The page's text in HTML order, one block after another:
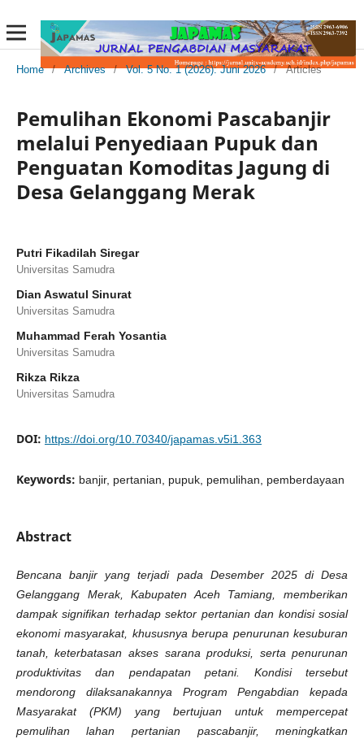
Home / Archives / Vol. 5 No. 1 (2026): Juni 2026 / Articles
Pemulihan Ekonomi Pascabanjir
melalui Penyediaan Pupuk dan
Penguatan Komoditas Jagung di
Desa Gelanggang Merak
Putri Fikadilah Siregar
Universitas Samudra
Dian Aswatul Sinurat
Universitas Samudra
Muhammad Ferah Yosantia
Universitas Samudra
Rikza Rikza
Universitas Samudra
DOI: https://doi.org/10.70340/japamas.v5i1.363
Keywords: banjir, pertanian, pupuk, pemulihan, pemberdayaan
Abstract
Bencana banjir yang terjadi pada Desember 2025 di Desa
Gelanggang Merak, Kabupaten Aceh Tamiang, memberikan
dampak signifikan terhadap sektor pertanian dan kondisi sosial
ekonomi masyarakat, khususnya berupa penurunan kesuburan
tanah, keterbatasan akses sarana produksi, serta penurunan
produktivitas dan pendapatan petani. Kondisi tersebut
mendorong dilaksanakannya Program Pengabdian kepada
Masyarakat (PKM) yang bertujuan untuk mempercepat
pemulihan lahan pertanian pascabanjir, meningkatkan